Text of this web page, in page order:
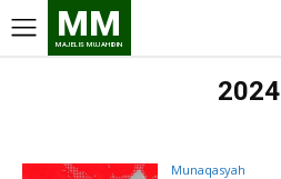
MM
MAJELIS MUJAHIDIN
2024
Munaqasyah